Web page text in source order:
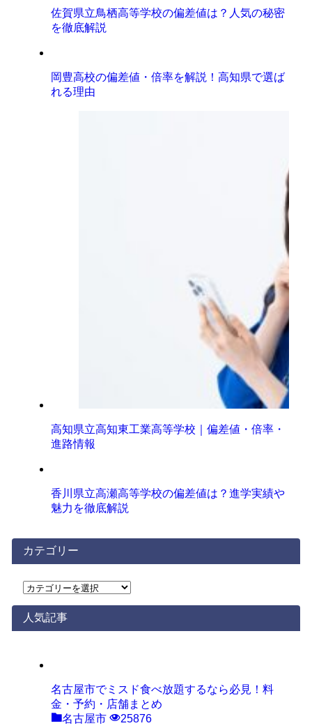
佐賀県立鳥栖高等学校の偏差値は？人気の秘密
を徹底解説
岡豊高校の偏差値・倍率を解説！高知県で選ば
れる理由
高知県立高知東工業高等学校｜偏差値・倍率・
進路情報
香川県立高瀬高等学校の偏差値は？進学実績や
魅力を徹底解説
カテゴリー
カ
ゴ
リ
人気記事
名古屋市でミスド食べ放題するなら必見！料
金・予約・店舗まとめ
名古屋市
25876